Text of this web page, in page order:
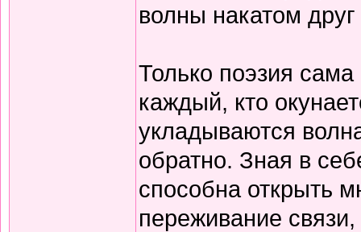
волны накатом
Только поэзия
каждый, кто
укладываются
обратно. Зная в
способна открыть
переживание связи,